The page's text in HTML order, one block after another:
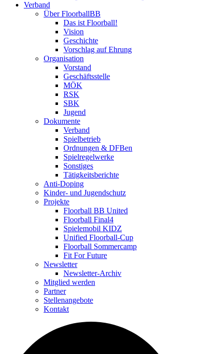
Verband
Über FloorballBB
Das ist Floorball!
Vision
Geschichte
Vorschlag auf Ehrung
Organisation
Vorstand
Geschäftsstelle
MÖK
RSK
SBK
Jugend
Dokumente
Verband
Spielbetrieb
Ordnungen & DFBen
Spielregelwerke
Sonstiges
Tätigkeitsberichte
Anti-Doping
Kinder- und Jugendschutz
Projekte
Floorball BB United
Floorball Final4
Spielemobil KIDZ
Unified Floorball-Cup
Floorball Sommercamp
Fit For Future
Newsletter
Newsletter-Archiv
Mitglied werden
Partner
Stellenangebote
Kontakt